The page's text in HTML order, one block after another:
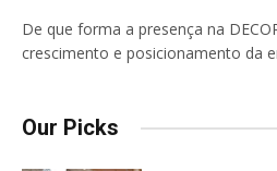
De que forma a presença na
crescimento e posicionamento da
Our Picks